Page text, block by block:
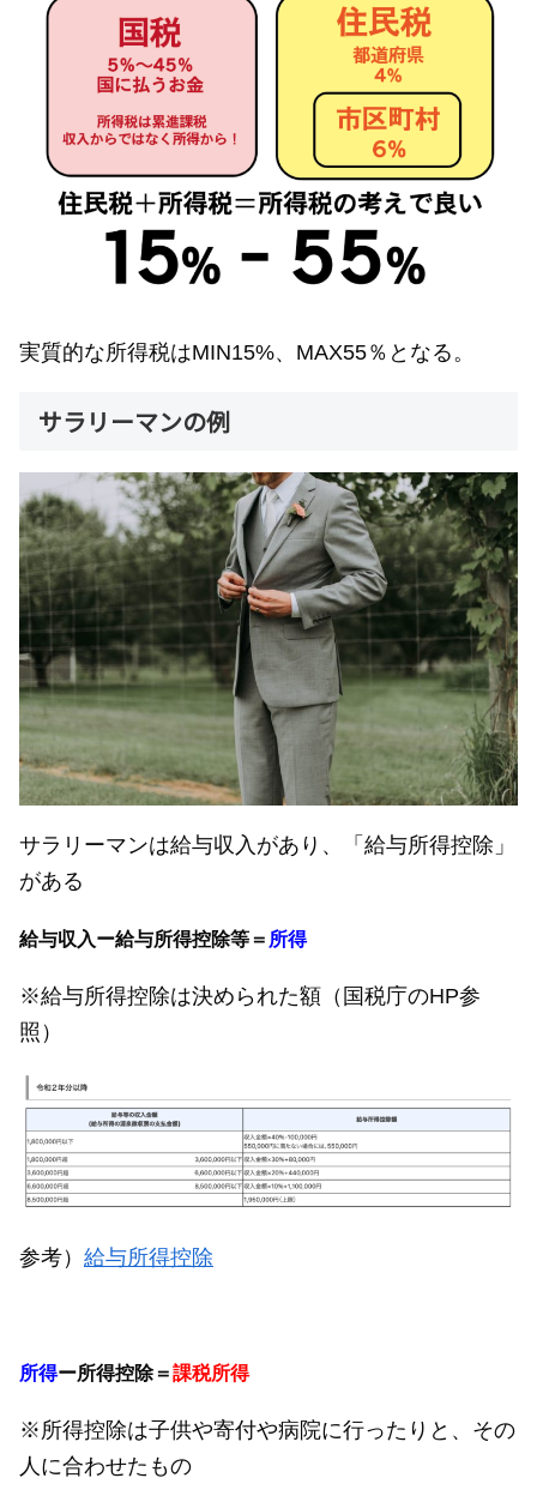
実質的な所得税はMIN15%、MAX55％となる。
サラリーマンの例
サラリーマンは給与収入があり、「給与所得控除」
がある
給与収入ー給与所得控除等＝ 所得
※給与所得控除は決められた額（国税庁のHP参
照）
参考） 給与所得控除
所得ー所得控除＝課税所得
※所得控除は子供や寄付や病院に行ったりと、その
人に合わせたもの